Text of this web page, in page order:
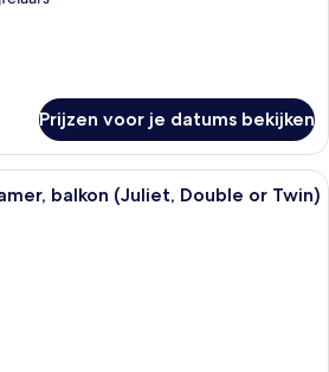
Prijzen voor je datums bekijken
Een hotelkamer met een groot bed,
balkon (Juliet, Double or Twin)